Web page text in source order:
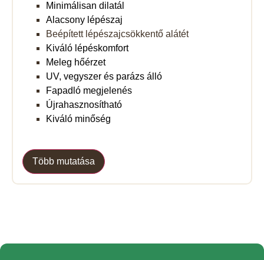
Minimálisan dilatál
Alacsony lépészaj
Beépített lépészajcsökkentő alátét
Kiváló lépéskomfort
Meleg hőérzet
UV, vegyszer és parázs álló
Fapadló megjelenés
Újrahasznosítható
Kiváló minőség
Több mutatása